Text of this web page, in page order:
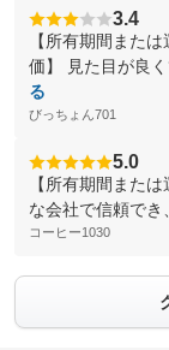
3.4
【所有期間また
価】 見た目が良
る
びっちょん701
5.0
【所有期間また
な会社で信頼でき
コーヒー1030